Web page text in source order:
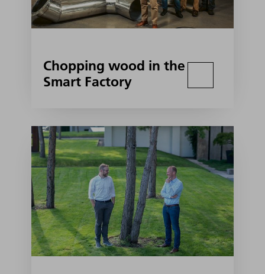
Chopping wood in the
Smart Factory